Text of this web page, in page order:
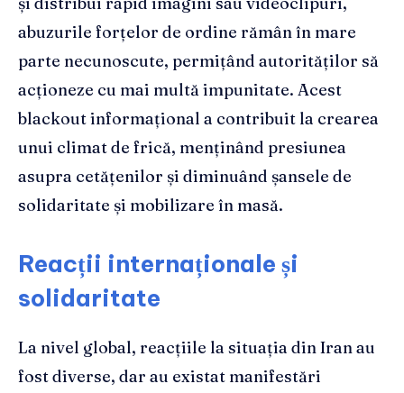
abuzurile forțelor de ordine rămân în mare
parte necunoscute, permițând autorităților să
acționeze cu mai multă impunitate. Acest
blackout informațional a contribuit la crearea
unui climat de frică, menținând presiunea
asupra cetățenilor și diminuând șansele de
solidaritate și mobilizare în masă.
Reacții internaționale și
solidaritate
La nivel global, reacțiile la situația din Iran au
fost diverse, dar au existat manifestări